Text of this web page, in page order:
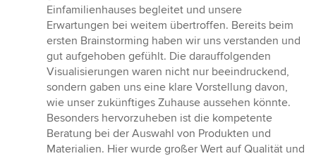
5
Sternen
Einfamilienhauses begleitet und unsere
Erwartungen bei weitem übertroffen. Bereits beim
ersten Brainstorming haben wir uns verstanden und
gut aufgehoben gefühlt. Die darauffolgenden
Visualisierungen waren nicht nur beeindruckend,
sondern gaben uns eine klare Vorstellung davon,
wie unser zukünftiges Zuhause aussehen könnte.
Besonders hervorzuheben ist die kompetente
Beratung bei der Auswahl von Produkten und
Materialien. Hier wurde großer Wert auf Qualität und